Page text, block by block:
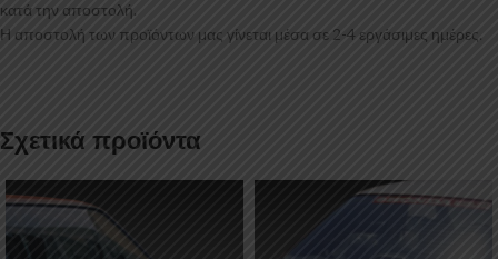
κατά την αποστολή.
Η αποστολή των προϊόντων μας γίνεται μέσα σε 2-4 εργάσιμες ημέρες.
Σχετικά προϊόντα